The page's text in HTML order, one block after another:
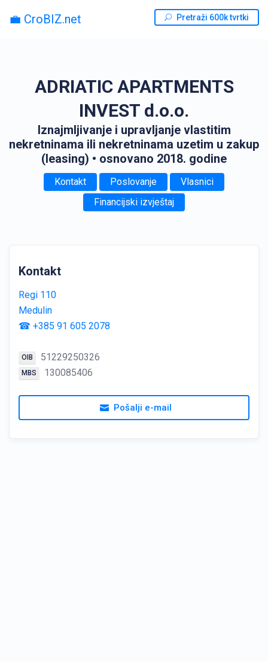
💼 CroBIZ.net Pretraži 600k tvrtki
ADRIATIC APARTMENTS
INVEST d.o.o.
Iznajmljivanje i upravljanje vlastitim
nekretninama ili nekretninama uzetim u zakup
(leasing) • osnovano 2018. godine
Kontakt Poslovanje
Vlasnici
Financijski izvještaj
Kontakt
Regi 110
Medulin
☎ +385 91 605 2078
OIB 51229250326
MBS 130085406
Pošalji e-mail